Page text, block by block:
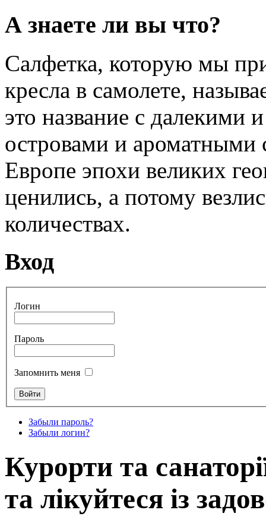
А знаете ли вы что?
Салфетка, которую мы
кресла в самолете,
это название с далекими
островами и
Европе эпохи великих
ценились, а потому
количествах.
Вход
Логин
Пароль
Запомнить меня
Забыли пароль?
Забыли логин?
Курорти та
та лікуйтеся із